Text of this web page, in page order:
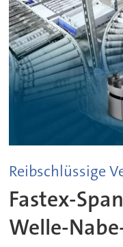
Reibschlüssige
Fastex-
Welle-